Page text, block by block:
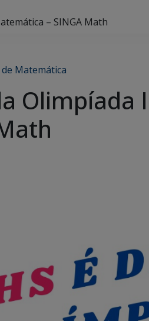
– SINGA Math
Matemática
Olimpíada